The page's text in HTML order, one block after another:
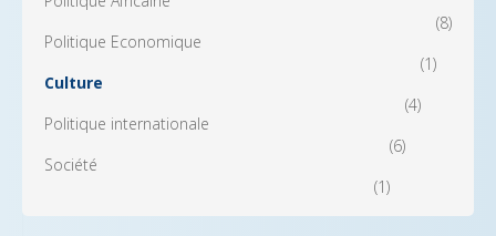
(8)
Politique Economique
(1)
Culture
(4)
Politique internationale
(6)
Société
(1)